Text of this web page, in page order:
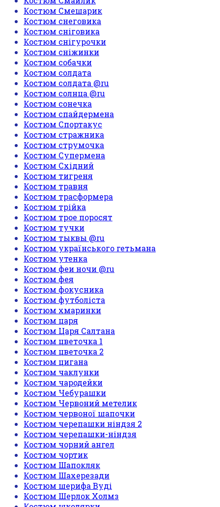
Костюм Смешарик
Костюм снеговика
Костюм сніговика
Костюм снігурочки
Костюм сніжинки
Костюм собачки
Костюм солдата
Костюм солдата @ru
Костюм солнца @ru
Костюм сонечка
Костюм спайдермена
Костюм Спортакус
Костюм стражника
Костюм струмочка
Костюм Супермена
Костюм Східний
Костюм тигреня
Костюм травня
Костюм трасформера
Костюм трійка
Костюм трое поросят
Костюм тучки
Костюм тыквы @ru
Костюм українського гетьмана
Костюм утенка
Костюм феи ночи @ru
Костюм фея
Костюм фокусника
Костюм футболіста
Костюм хмаринки
Костюм царя
Костюм Царя Салтана
Костюм цветочка 1
Костюм цветочка 2
Костюм цигана
Костюм чаклунки
Костюм чародейки
Костюм Чебурашки
Костюм Червоний метелик
Костюм червоної шапочки
Костюм черепашки ніндзя 2
Костюм черепашки-ніндзя
Костюм чорний ангел
Костюм чортик
Костюм Шапокляк
Костюм Шахерезади
Костюм шерифа Вуді
Костюм Шерлок Холмз